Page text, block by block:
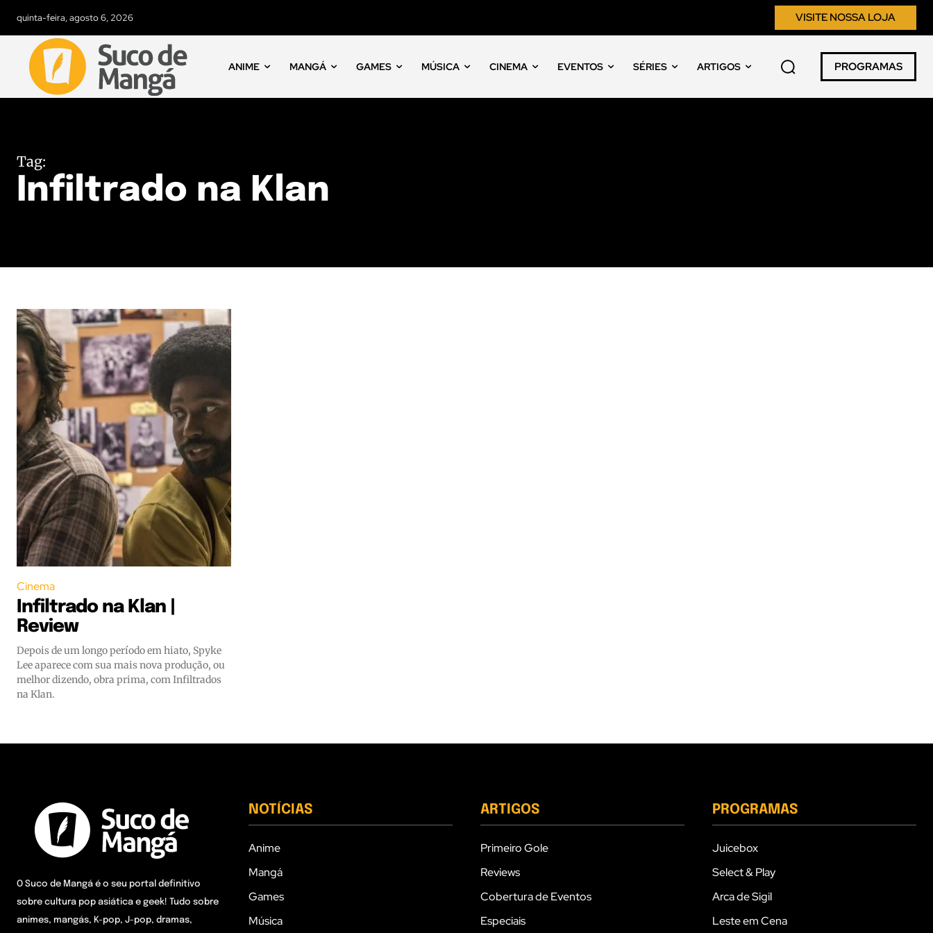
quinta-feira, agosto 6, 2026 VISITE NOSSA LOJA
ANIME MANGÁ GAMES MÚSICA CINEMA EVENTOS SÉRIES ARTIGOS PROGRAMAS
Tag:
Infiltrado na Klan
Cinema
Infiltrado na Klan |
Review
Depois de um longo período em hiato, Spyke
Lee aparece com sua mais nova produção, ou
melhor dizendo, obra prima, com Infiltrados
na Klan.
O Suco de Mangá é o seu portal definitivo
sobre cultura pop asiática e geek! Tudo sobre
animes, mangás, K-pop, J-pop, dramas,
NOTÍCIAS
Anime
Mangá
Games
Música
ARTIGOS
Primeiro Gole
Reviews
Cobertura de Eventos
Especiais
PROGRAMAS
Juicebox
Select & Play
Arca de Sigil
Leste em Cena